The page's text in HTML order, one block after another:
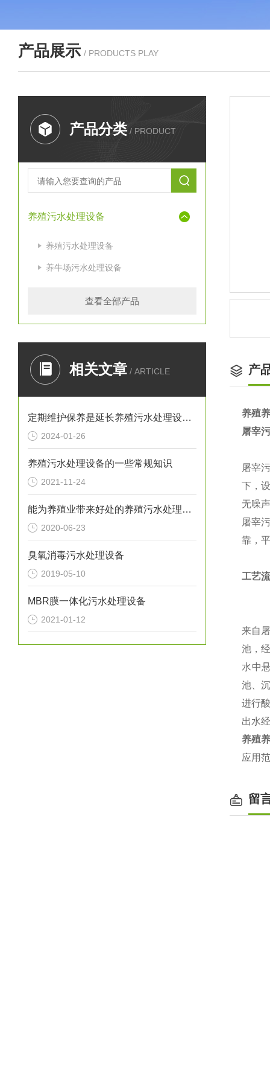
产品展示 / PRODUCTS PLAY
产品分类 / PRODUCT
养殖污水处理设备
养殖污水处理设备
养牛场污水处理设备
查看全部产品
相关文章 / ARTICLE
定期维护保养是延长养殖污水处理设备寿命的关键
2024-01-26
养殖污水处理设备的一些常规知识
2021-11-24
能为养殖业带来好处的养殖污水处理设备不要忘记保养它
2020-06-23
臭氧消毒污水处理设备
2019-05-10
MBR膜一体化污水处理设备
2021-01-12
产
养殖
屠宰
屠宰
下，
无噪
屠宰
靠，
工艺
来自
池，
水中
池、
进行
出水
养殖
应用
留